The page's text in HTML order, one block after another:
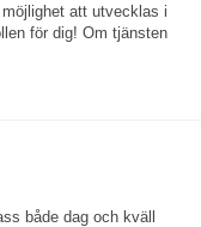
att utvecklas i
för dig! Om tjänsten
både dag och kväll